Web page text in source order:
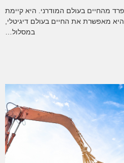
מהחיים בעולם המודרני. היא קיימת
מאפשרת את החיים בעולם דיגיטלי,
במסלול…